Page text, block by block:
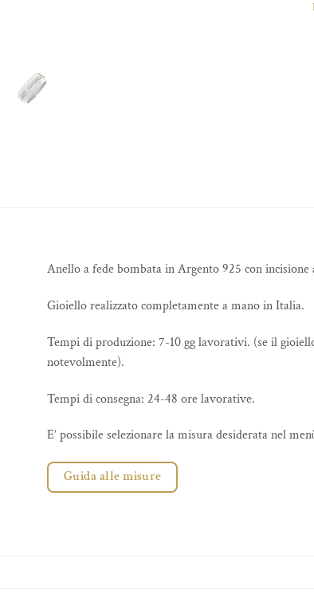
Anello a fede bombata in Argento 925 con
Gioiello realizzato completamente a mano in Italia.
Tempi di produzione: 7-10 gg lavorativi. (se il
notevolmente).
Tempi di consegna: 24-48 ore lavorative.
E’ possibile selezionare la misura desiderata nel
Guida alle misure